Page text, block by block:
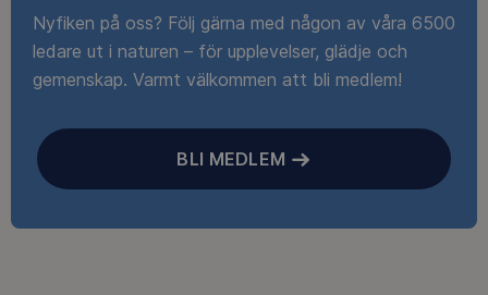
Nyfiken på oss? Följ gärna med någon av våra 6500
ledare ut i naturen – för upplevelser, glädje och
gemenskap. Varmt välkommen att bli medlem!
BLI MEDLEM